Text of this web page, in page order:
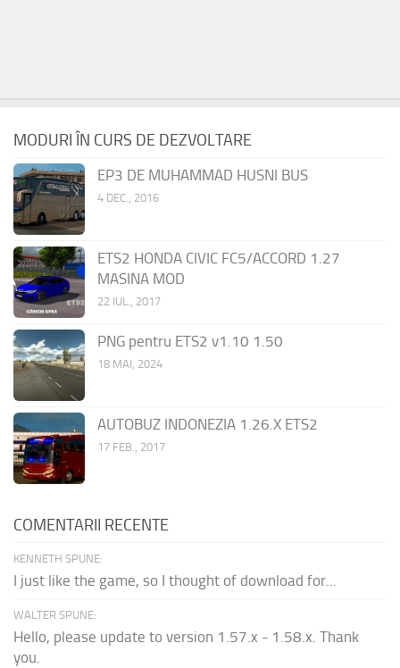
MODURI ÎN CURS DE DEZVOLTARE
EP3 DE MUHAMMAD HUSNI BUS
4 DEC., 2016
ETS2 HONDA CIVIC FC5/ACCORD 1.27
MASINA MOD
22 IUL., 2017
PNG pentru ETS2 v1.10 1.50
18 MAI, 2024
AUTOBUZ INDONEZIA 1.26.X ETS2
17 FEB., 2017
COMENTARII RECENTE
KENNETH SPUNE:
I just like the game, so I thought of download for...
WALTER SPUNE:
Hello, please update to version 1.57.x - 1.58.x. Thank
you.